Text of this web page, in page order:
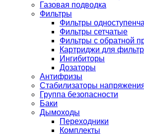
Газовая подводка
Фильтры
Фильтры
Фильтры сетчатые
Фильтры с обратной
Картриджи для
Ингибиторы
Дозаторы
Антифризы
Стабилизаторы
Группа безопасности
Баки
Дымоходы
Переходники
Комплекты